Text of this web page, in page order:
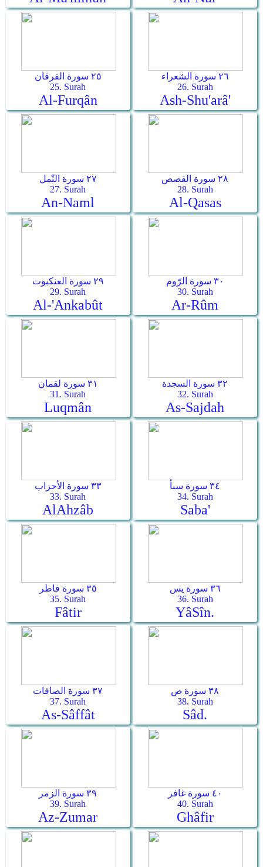
٢٥ سورة الفرقان
25. Surah
Al-Furqân
٢٦ سورة الشعراء
26. Surah
Ash-Shu'arâ'
٢٧ سورة النّمل
27. Surah
An-Naml
٢٨ سورة القصص
28. Surah
Al-Qasas
٢٩ سورة العنكبوت
29. Surah
Al-'Ankabût
٣٠ سورة الرّوم
30. Surah
Ar-­Rûm
٣١ سورة لقمان
31. Surah
Luqmân
٣٢ سورة السجدة
32. Surah
As-­Sajdah
٣٣ سورة الأحزاب
33. Surah
Al­Ahzâb
٣٤ سورة سبأ
34. Surah
Saba'
٣٥ سورة فاطر
35. Surah
Fâtir
٣٦ سورة يس
36. Surah
Yâ­Sîn.
٣٧ سورة الصافات
37. Surah
As-Sâffât
٣٨ سورة ص
38. Surah
Sâd.
٣٩ سورة الزمر
39. Surah
Az-Zumar
٤٠ سورة غافر
40. Surah
Ghâfir